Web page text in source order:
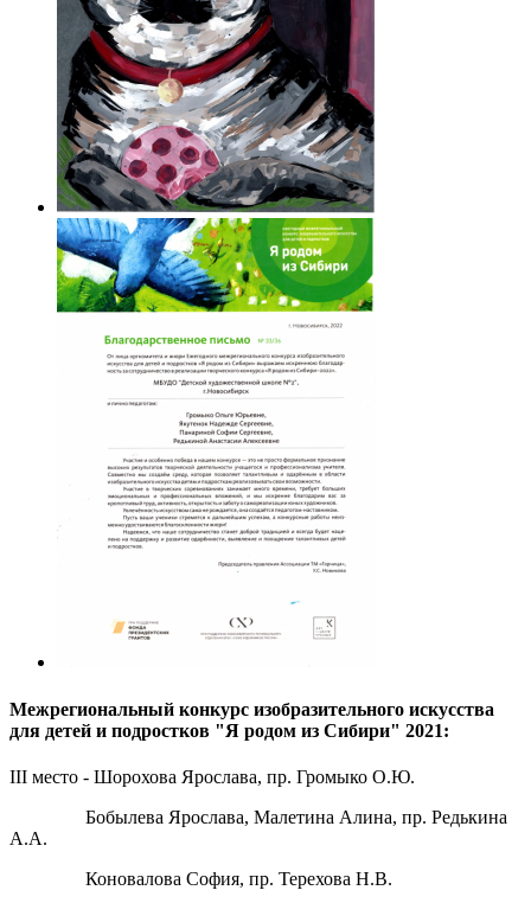
Межрегиональный конкурс изобразительного искусства
для детей и подростков "Я родом из Сибири" 2021:
III место - Шорохова Ярослава, пр. Громыко О.Ю.
Бобылева Ярослава, Малетина Алина, пр. Редькина
А.А.
Коновалова София, пр. Терехова Н.В.